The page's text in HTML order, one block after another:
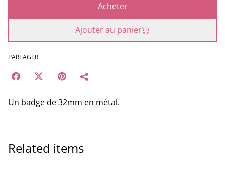
Acheter
Ajouter au panier
PARTAGER
Un badge de 32mm en métal.
Related items